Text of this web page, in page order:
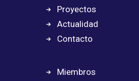
Proyectos
Actualidad
Contacto
Miembros